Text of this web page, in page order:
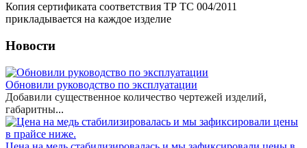
Копия сертификата соответствия ТР ТС 004/2011
прикладывается на каждое изделие
Новости
Обновили руководство по эксплуатации
Добавили существенное количество чертежей изделий,
габаритны...